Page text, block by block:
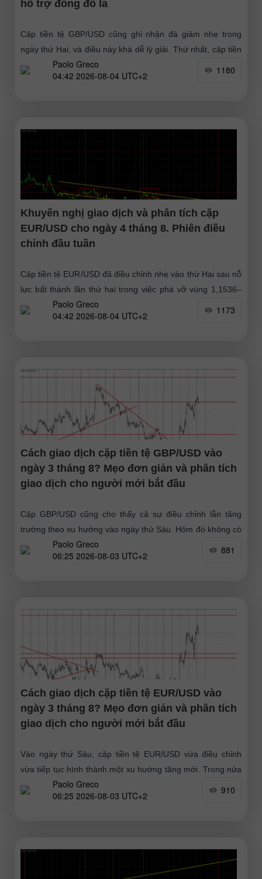
hỗ trợ đồng đô la
Cặp tiền tệ GBP/USD cũng ghi nhận đà giảm nhẹ trong
ngày thứ Hai, và điều này khá dễ lý giải. Thứ nhất, cặp tiền
đã tăng trưởng mạnh
Paolo Greco
04:42 2026-08-04 UTC+2
1180
Khuyến nghị giao dịch và phân tích cặp
EUR/USD cho ngày 4 tháng 8. Phiên điều
chỉnh đầu tuần
Cặp tiền tệ EUR/USD đã điều chỉnh nhẹ vào thứ Hai sau nỗ
lực bất thành lần thứ hai trong việc phá vỡ vùng 1,1536–
1,1542. Tuần trước, đồng tiền châu
Paolo Greco
04:42 2026-08-04 UTC+2
1173
Cách giao dịch cặp tiền tệ GBP/USD vào
ngày 3 tháng 8? Mẹo đơn giản và phân tích
giao dịch cho người mới bắt đầu
Cặp GBP/USD cũng cho thấy cả sự điều chỉnh lẫn tăng
trưởng theo xu hướng vào ngày thứ Sáu. Hôm đó không có
sự kiện quan trọng
Paolo Greco
06:25 2026-08-03 UTC+2
881
Cách giao dịch cặp tiền tệ EUR/USD vào
ngày 3 tháng 8? Mẹo đơn giản và phân tích
giao dịch cho người mới bắt đầu
Vào ngày thứ Sáu, cặp tiền tệ EUR/USD vừa điều chỉnh
vừa tiếp tục hình thành một xu hướng tăng mới. Trong nửa
đầu ngày, thị trường hứng chịu
Paolo Greco
06:25 2026-08-03 UTC+2
910